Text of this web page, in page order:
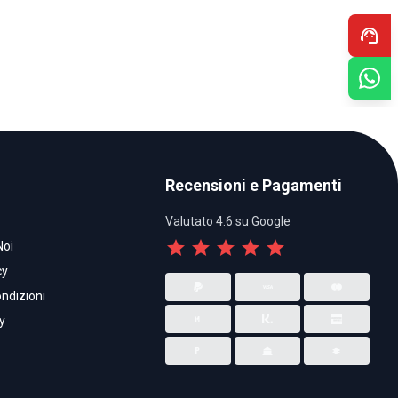
Recensioni e Pagamenti
Valutato 4.6 su Google
star star star star star
support_agent